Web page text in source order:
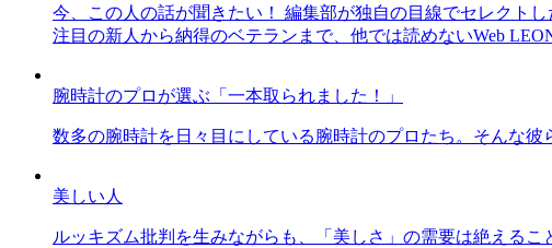
今、この人の話が聞きたい！ 編集部が独自の目線でセレクト
注目の新人から納得のベテランまで、他では読めないWeb
腕時計のプロが選ぶ「一本取られました！」
数多の腕時計を日々目にしている腕時計のプロたち。そんな
美しい人
ルッキズム批判を生みながらも、「美しさ」の需要は絶える